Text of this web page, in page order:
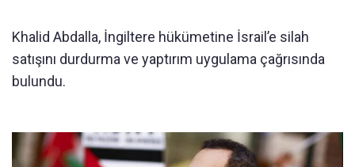
Khalid Abdalla, İngiltere hükümetine İsrail’e silah
satışını durdurma ve yaptırım uygulama çağrısında
bulundu.